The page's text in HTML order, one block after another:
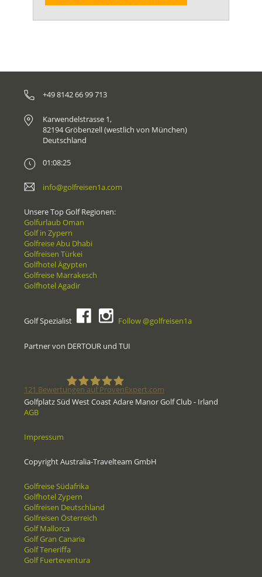
+49 8142 66 99 713
Karwendelstrasse 1,
82194 Gröbenzell (westlich von München)
Deutschland
01:08:25
info@golfreisen1a.com
Unsere Top Golf Regionen:
Golfurlaub Oman
Golf in Zypern
Golfreise Abu Dhabi
Golfreisen Türkei
Golfhotel Ägypten
Golfreise Marrakesch
Golfhotel Agadir
Golf Spezialist Follow @golfreisen1a
Partner von DERTOUR und TUI
121 Bewertungen auf ProvenExpert.com
Golfplatz Süd West Coast Adare Manor Golf Club - Irland
AGB
Impressum
Copyright Australia-Travelteam GmbH
Golfreise Südafrika
Golfhotel Zypern
Golfreisen Deutschland
Golfreisen Österreich
Golf Mallorca
Golf Gran Canaria
Golf Teneriffa
Golf Fuerteventura